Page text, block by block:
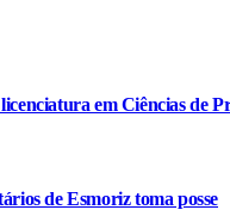
em Ciências de
de Esmoriz toma posse